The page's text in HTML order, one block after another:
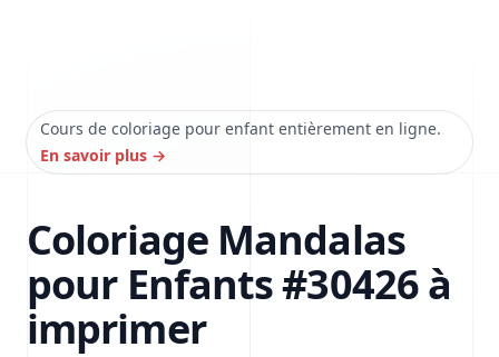
Cours de coloriage pour enfant entièrement en ligne.
En savoir plus →
Coloriage Mandalas
pour Enfants #30426 à
imprimer